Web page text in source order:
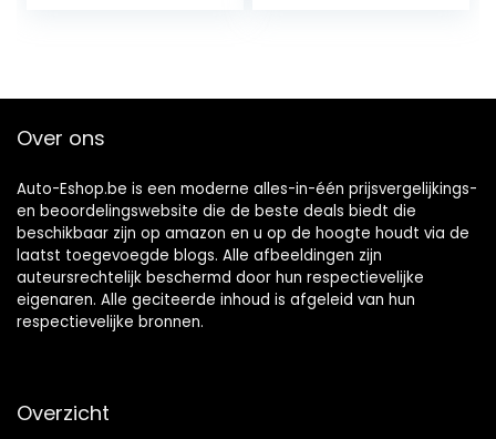
Over ons
Auto-Eshop.be is een moderne alles-in-één prijsvergelijkings-
en beoordelingswebsite die de beste deals biedt die
beschikbaar zijn op amazon en u op de hoogte houdt via de
laatst toegevoegde blogs. Alle afbeeldingen zijn
auteursrechtelijk beschermd door hun respectievelijke
eigenaren. Alle geciteerde inhoud is afgeleid van hun
respectievelijke bronnen.
Overzicht